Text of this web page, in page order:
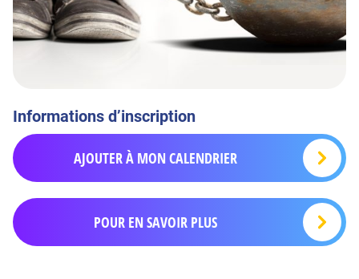
Informations d’inscription
AJOUTER À MON CALENDRIER
POUR EN SAVOIR PLUS